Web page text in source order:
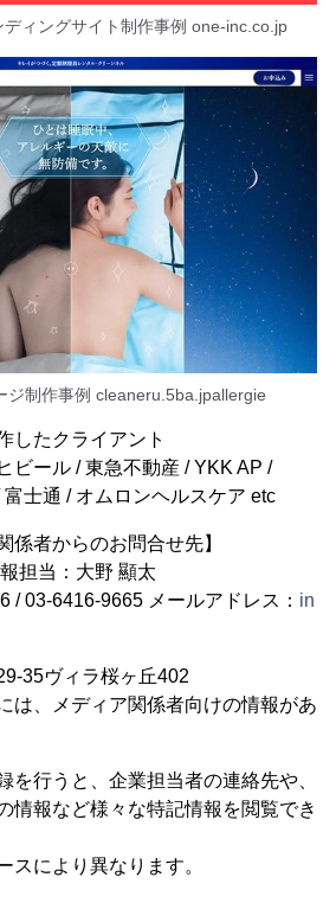
ディングサイト制作事例 one-inc.co.jp
ジ制作事例 cleaneru.5ba.jpallergie
したクライアント
ビール / 東急不動産 / YKK AP /
士通 / オムロンヘルスケア etc
係者からのお問合せ先】
担当：大野 顯太
/ ‭03-6416-9665‬‬ メールアドレス： in
35ヴィラ桜ヶ丘402
は、メディア関係者向けの情報があ
を行うと、企業担当者の連絡先や、
情報など様々な特記情報を閲覧でき
により異なります。